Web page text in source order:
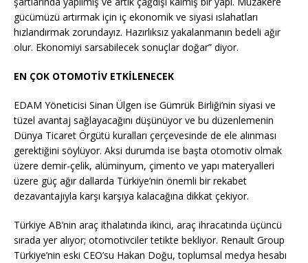
gücümüzü artırmak için iç ekonomik ve siyasi ıslahatları
hızlandırmak zorundayız. Hazırlıksız yakalanmanın bedeli ağır
olur. Ekonomiyi sarsabilecek sonuçlar doğar” diyor.
EN ÇOK OTOMOTİV ETKİLENECEK
EDAM Yöneticisi Sinan Ülgen ise Gümrük Birliği’nin siyasi ve
tüzel avantaj sağlayacağını düşünüyor ve bu düzenlemenin
Dünya Ticaret Örgütü kuralları çerçevesinde de ele alınması
gerektiğini söylüyor. Aksi durumda ise başta otomotiv olmak
üzere demir-çelik, alüminyum, çimento ve yapı materyalleri
üzere güç ağır dallarda Türkiye’nin önemli bir rekabet
dezavantajıyla karşı karşıya kalacağına dikkat çekiyor.
Türkiye AB’nin araç ithalatında ikinci, araç ihracatında üçüncü
sırada yer alıyor; otomotivciler tetikte bekliyor. Renault Group
Türkiye’nin eski CEO’su Hakan Doğu, toplumsal medya hesabı